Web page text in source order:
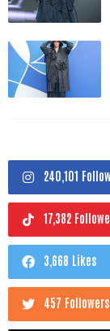
240,101
17,382
3,668 Likes
457 Followers